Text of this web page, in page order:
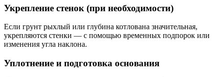
Укрепление стенок (при необходимости)
Если грунт рыхлый или глубина котлована значительная,
укрепляются стенки — с помощью временных подпорок или
изменения угла наклона.
Уплотнение и подготовка основания